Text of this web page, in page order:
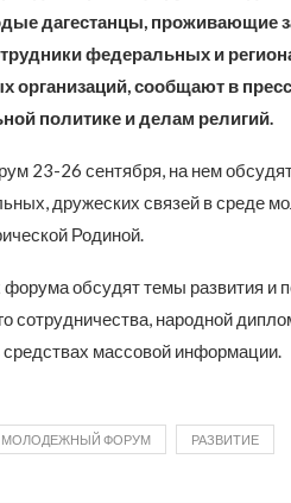
дагестанцы, проживающие
федеральных и
организаций, сообщают в
политике и делам религий.
23-26 сентября, на нем
дружеских связей в среде
Родиной.
обсудят темы развития и
сотрудничества, народной
массовой информации.
МОЛОДЕЖНЫЙ ФОРУМ РАЗВИТИЕ